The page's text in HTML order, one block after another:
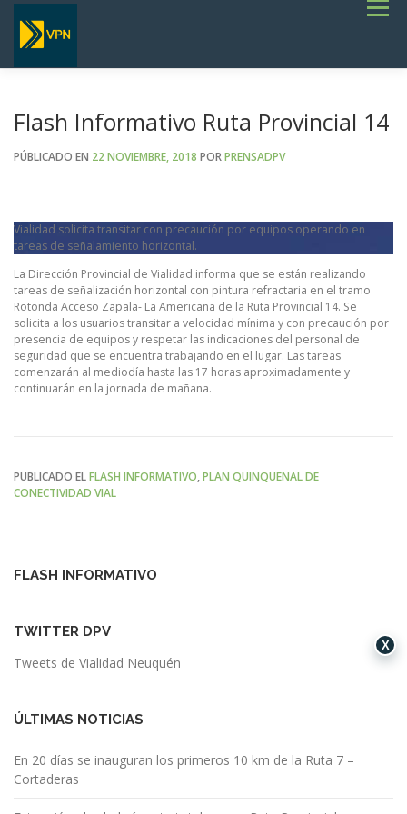
Saltar
contenido
Menú
SERVICIOS
TERMINOS DE REFERENCIA GENERALES- OBRAS VIALES
Flash Informativo Ruta Provincial 14
PÚBLICADO EN 22 NOVIEMBRE, 2018 PORPRENSADPV
Vialidad solicita transitar con precaución por equipos operando en
tareas de señalamiento horizontal.
La Dirección Provincial de Vialidad informa que se están realizando
tareas de señalización horizontal con pintura refractaria en el tramo
Rotonda Acceso Zapala- La Americana de la Ruta Provincial 14. Se
solicita a los usuarios transitar a velocidad mínima y con precaución por
presencia de equipos y respetar las indicaciones del personal de
seguridad que se encuentra trabajando en el lugar. Las tareas
comenzarán al mediodía hasta las 17 horas aproximadamente y
continuarán en la jornada de mañana.
PUBLICADO ELFLASH INFORMATIVO,PLAN QUINQUENAL DE
CONECTIVIDAD VIAL
FLASH INFORMATIVO
TWITTER DPV
Tweets de Vialidad Neuquén
ÚLTIMAS NOTICIAS
En 20 días se inauguran los primeros 10 km de la Ruta 7 –
Cortaderas
X